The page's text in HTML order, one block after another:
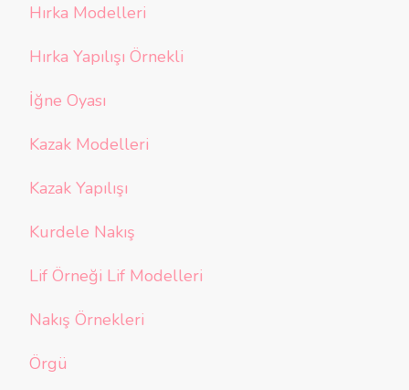
Hırka Modelleri
Hırka Yapılışı Örnekli
İğne Oyası
Kazak Modelleri
Kazak Yapılışı
Kurdele Nakış
Lif Örneği Lif Modelleri
Nakış Örnekleri
Örgü